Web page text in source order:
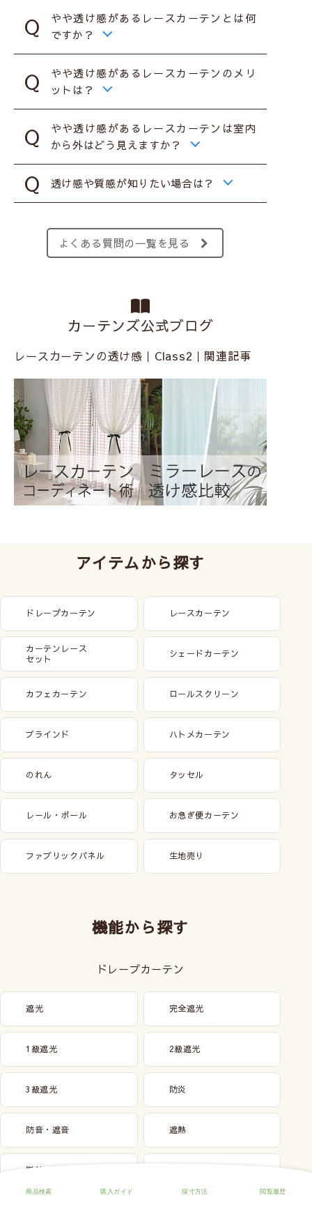
やや透け感があるレースカーテンとは何
ですか？
やや透け感があるレースカーテンのメリ
ットは？
やや透け感があるレースカーテンは室内
から外はどう見えますか？
透け感や質感が知りたい場合は？
よくある質問の一覧を見る
カーテンズ公式ブログ
レースカーテンの透け感｜Class2｜関連記事
アイテムから探す
ドレープカーテン レースカーテン
カーテンレース
セット
シェードカーテン
カフェカーテン ロールスクリーン
ブラインド ハトメカーテン
のれん タッセル
レール・ポール お急ぎ便カーテン
ファブリックパネル 生地売り
機能から探す
ドレープカーテン
遮光 完全遮光
1級遮光 2級遮光
3級遮光 防炎
防音・遮音 遮熱
断熱・保温